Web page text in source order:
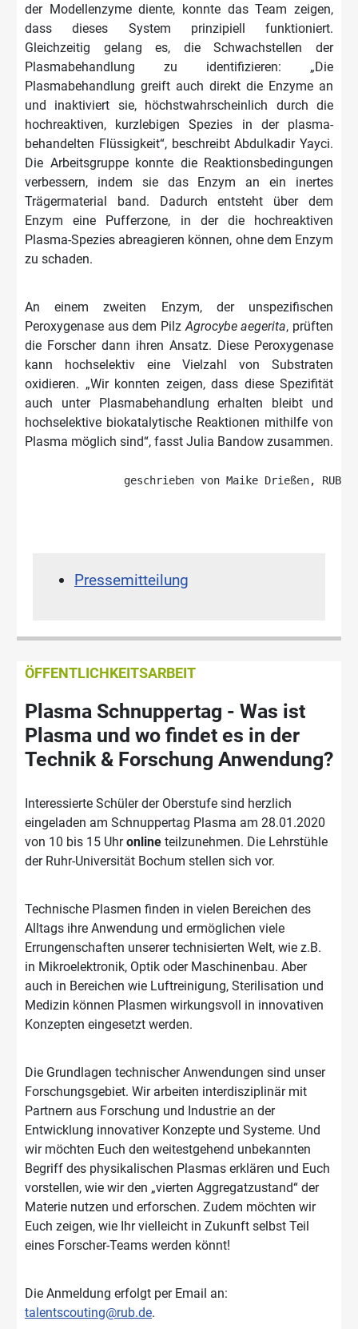
der Modellenzyme diente, konnte das Team zeigen,
dass dieses System prinzipiell funktioniert.
Gleichzeitig gelang es, die Schwachstellen der
Plasmabehandlung zu identifizieren: „Die
Plasmabehandlung greift auch direkt die Enzyme an
und inaktiviert sie, höchstwahrscheinlich durch die
hochreaktiven, kurzlebigen Spezies in der plasma-
behandelten Flüssigkeit“, beschreibt Abdulkadir Yayci.
Die Arbeitsgruppe konnte die Reaktionsbedingungen
verbessern, indem sie das Enzym an ein inertes
Trägermaterial band. Dadurch entsteht über dem
Enzym eine Pufferzone, in der die hochreaktiven
Plasma-Spezies abreagieren können, ohne dem Enzym
zu schaden.
An einem zweiten Enzym, der unspezifischen
Peroxygenase aus dem Pilz Agrocybe aegerita, prüften
die Forscher dann ihren Ansatz. Diese Peroxygenase
kann hochselektiv eine Vielzahl von Substraten
oxidieren. „Wir konnten zeigen, dass diese Spezifität
auch unter Plasmabehandlung erhalten bleibt und
hochselektive biokatalytische Reaktionen mithilfe von
Plasma möglich sind“, fasst Julia Bandow zusammen.
geschrieben von Maike Drießen, RUB
Pressemitteilung
ÖFFENTLICHKEITSARBEIT
Plasma Schnuppertag - Was ist
Plasma und wo findet es in der
Technik & Forschung Anwendung?
Interessierte Schüler der Oberstufe sind herzlich
eingeladen am Schnuppertag Plasma am 28.01.2020
von 10 bis 15 Uhronline teilzunehmen. Die Lehrstühle
der Ruhr-Universität Bochum stellen sich vor.
Technische Plasmen finden in vielen Bereichen des
Alltags ihre Anwendung und ermöglichen viele
Errungenschaften unserer technisierten Welt, wie z.B.
in Mikroelektronik, Optik oder Maschinenbau. Aber
auch in Bereichen wie Luftreinigung, Sterilisation und
Medizin können Plasmen wirkungsvoll in innovativen
Konzepten eingesetzt werden.
Die Grundlagen technischer Anwendungen sind unser
Forschungsgebiet. Wir arbeiten interdisziplinär mit
Partnern aus Forschung und Industrie an der
Entwicklung innovativer Konzepte und Systeme. Und
wir möchten Euch den weitestgehend unbekannten
Begriff des physikalischen Plasmas erklären und Euch
vorstellen, wie wir den „vierten Aggregatzustand“ der
Materie nutzen und erforschen. Zudem möchten wir
Euch zeigen, wie Ihr vielleicht in Zukunft selbst Teil
eines Forscher-Teams werden könnt!
Die Anmeldung erfolgt per Email an:
talentscouting@rub.de.